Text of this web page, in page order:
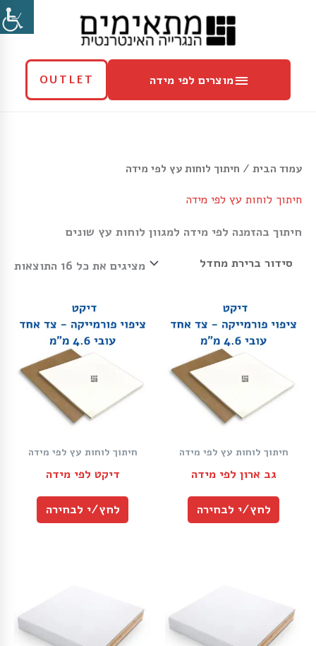
OUTLET
מוצרים
לפי
מידה
מוצרים לפי מידה
עמוד הבית / חיתוך לוחות עץ לפי מידה
חיתוך לוחות עץ לפי מידה
חיתוך בהזמנה לפי מידה למגוון לוחות עץ שונים
מציגים את כל ⁦16⁩ התוצאות
חיתוך לוחות עץ לפי מידה
גב ארון לפי מידה
לחץ/י לבחירה
חיתוך לוחות עץ לפי מידה
דיקט לפי מידה
לחץ/י לבחירה